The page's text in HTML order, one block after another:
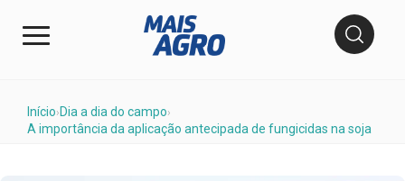
Início› Dia a dia do campo›
A importância da aplicação antecipada de fungicidas na soja